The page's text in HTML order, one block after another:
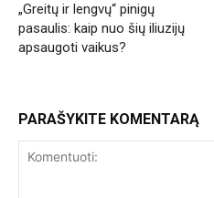
„Greitų ir lengvų“ pinigų
pasaulis: kaip nuo šių iliuzijų
apsaugoti vaikus?
PARAŠYKITE KOMENTARĄ